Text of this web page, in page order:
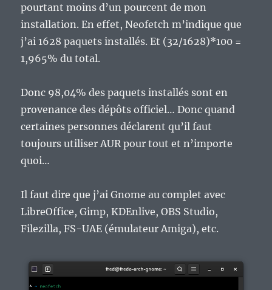
pourtant moins d’un pourcent de mon
installation. En effet, Neofetch m’indique que
j’ai 1628 paquets installés. Et (32/1628)*100 =
1,965% du total.
Donc 98,04% des paquets installés sont en
provenance des dépôts officiel… Donc quand
certaines personnes déclarent qu’il faut
toujours utiliser AUR pour tout et n’importe
quoi…
Il faut dire que j’ai Gnome au complet avec
LibreOffice, Gimp, KDEnlive, OBS Studio,
Filezilla, FS-UAE (émulateur Amiga), etc.